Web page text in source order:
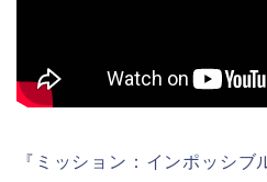
『ミッション：インポッシブ